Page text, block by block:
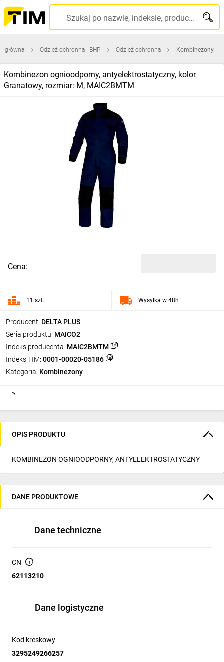
Szukaj po nazwie, indeksie, producencie, kodzie kreskowym...
główna Odzież ochronna i BHP Odzież ochronna Kombinezony
Kombinezon ognioodporny, antyelektrostatyczny, kolor
Granatowy, rozmiar: M, MAIC2BMTM
Producent: DELTA PLUS
Seria produktu: MAICO2
Indeks producenta: MAIC2BMTM
Indeks TIM: 0001-00020-05186
Kategoria: Kombinezony
Cena:
11 szt. Wysyłka w 48h
OPIS PRODUKTU
KOMBINEZON OGNIOODPORNY, ANTYELEKTROSTATYCZNY
DANE PRODUKTOWE
Dane techniczne
CN
62113210
Dane logistyczne
Kod kreskowy
3295249266257